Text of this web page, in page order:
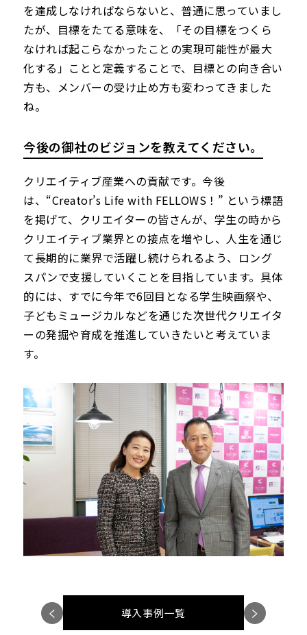
を達成しなければならないと、普通に思っていまし
たが、目標をたてる意味を、「その目標をつくら
なければ起こらなかったことの実現可能性が最大
化する」ことと定義することで、目標との向き合い
方も、メンバーの受け止め方も変わってきました
ね。
今後の御社のビジョンを教えてください。
クリエイティブ産業への貢献です。今後
は、“Creator’s Life with FELLOWS！” という標語
を掲げて、クリエイターの皆さんが、学生の時から
クリエイティブ業界との接点を増やし、人生を通じ
て長期的に業界で活躍し続けられるよう、ロング
スパンで支援していくことを目指しています。具体
的には、すでに今年で6回目となる学生映画祭や、
子どもミュージカルなどを通じた次世代クリエイタ
ーの発掘や育成を推進していきたいと考えていま
す。
＜ 導入事例一覧 ＞